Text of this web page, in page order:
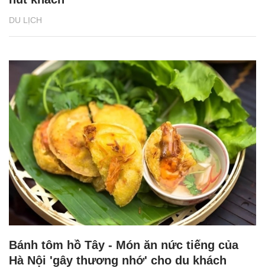
DU LỊCH
Bánh tôm hồ Tây - Món ăn nức tiếng của
Hà Nội 'gây thương nhớ' cho du khách